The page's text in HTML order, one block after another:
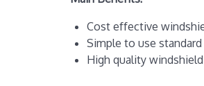
Cost effective
Simple to use
High quality